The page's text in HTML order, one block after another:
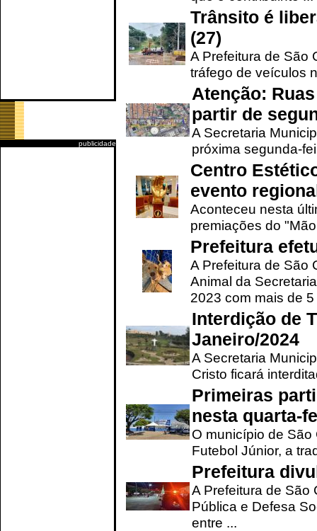
publicidade
Trânsito é
(27)
A Prefeitura de São
tráfego de veículos
Atenção:
partir de
A Secretaria
próxima segunda-
Centro
evento
Aconteceu nesta
premiações do
Prefeitura
A Prefeitura de São
Animal da
2023 com mais de 5
Interdição de
Janeiro/2024
A Secretaria
Cristo ficará
Primeiras
nesta quarta-
O município de
Futebol Júnior, a
Prefeitura
A Prefeitura de São
Pública e Defesa
entre ...